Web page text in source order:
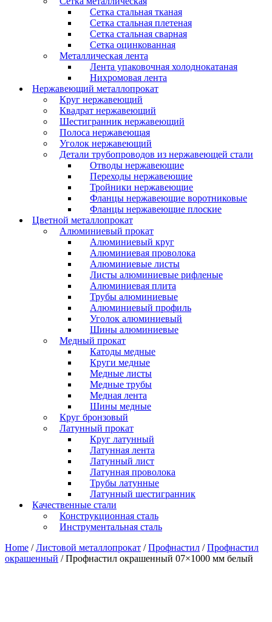
Сетка стальная тканая
Сетка стальная плетеная
Сетка стальная сварная
Сетка оцинкованная
Металлическая лента
Лента упаковочная холоднокатаная
Нихромовая лента
Нержавеющий металлопрокат
Круг нержавеющий
Квадрат нержавеющий
Шестигранник нержавеющий
Полоса нержавеющая
Уголок нержавеющий
Детали трубопроводов из нержавеющей стали
Отводы нержавеющие
Переходы нержавеющие
Тройники нержавеющие
Фланцы нержавеющие воротниковые
Фланцы нержавеющие плоские
Цветной металлопрокат
Алюминиевый прокат
Алюминиевый круг
Алюминиевая проволока
Алюминиевые листы
Листы алюминиевые рифленые
Алюминиевая плита
Трубы алюминиевые
Алюминиевый профиль
Уголок алюминиевый
Шины алюминиевые
Медный прокат
Катоды медные
Круги медные
Медные листы
Медные трубы
Медная лента
Шины медные
Круг бронзовый
Латунный прокат
Круг латунный
Латунная лента
Латунный лист
Латунная проволока
Трубы латунные
Латунный шестигранник
Качественные стали
Конструкционная сталь
Инструментальная сталь
Home /Листовой металлопрокат /Профнастил /Профнастил
окрашенный / Профнастил окрашенный 07×1000 мм белый